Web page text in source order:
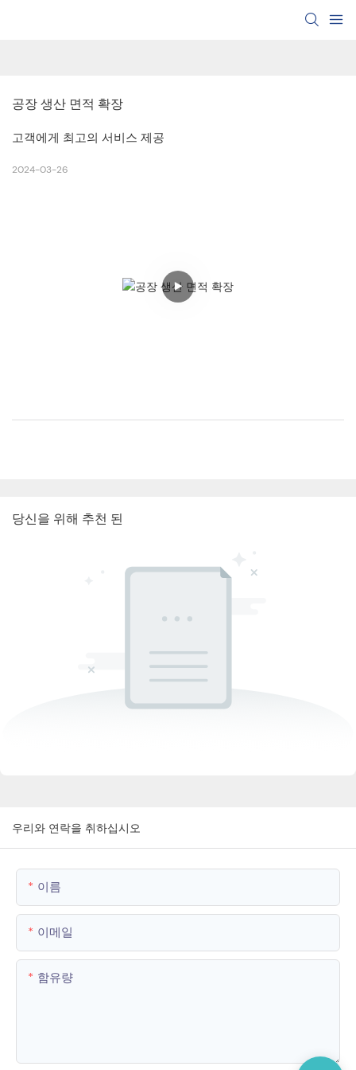
공장 생산 면적 확장
고객에게 최고의 서비스 제공
2024-03-26
당신을 위해 추천 된
우리와 연락을 취하십시오
이름
이메일
함유량